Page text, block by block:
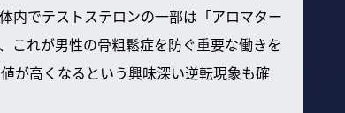
内でテストステロンの一部は「アロマター
これが男性の骨粗鬆症を防ぐ重要な働きを
が高くなるという興味深い逆転現象も確